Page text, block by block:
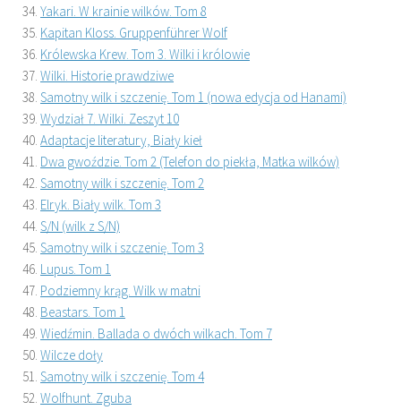
Yakari. W krainie wilków. Tom 8
Kapitan Kloss. Gruppenführer Wolf
Królewska Krew. Tom 3. Wilki i królowie
Wilki. Historie prawdziwe
Samotny wilk i szczenię. Tom 1 (nowa edycja od Hanami)
Wydział 7. Wilki. Zeszyt 10
Adaptacje literatury, Biały kieł
Dwa gwoździe. Tom 2 (Telefon do piekła, Matka wilków)
Samotny wilk i szczenię. Tom 2
Elryk. Biały wilk. Tom 3
S/N (wilk z S/N)
Samotny wilk i szczenię. Tom 3
Lupus. Tom 1
Podziemny krąg. Wilk w matni
Beastars. Tom 1
Wiedźmin. Ballada o dwóch wilkach. Tom 7
Wilcze doły
Samotny wilk i szczenię. Tom 4
Wolfhunt. Zguba